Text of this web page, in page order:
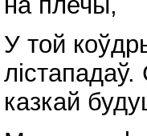
У той
лістападаў.
казкай